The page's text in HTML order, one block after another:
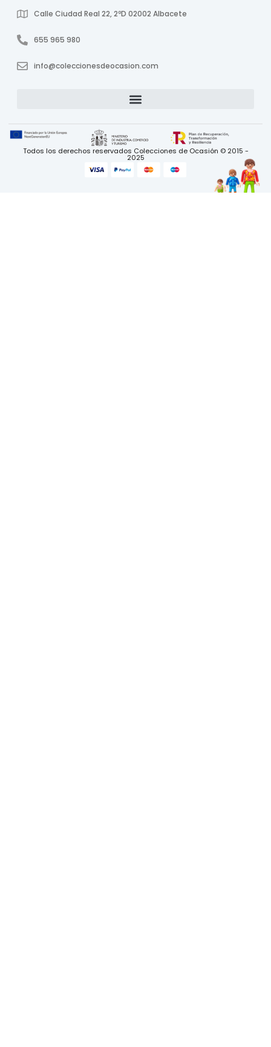
Calle Ciudad Real 22, 2ºD 02002 Albacete
655 965 980
info@coleccionesdeocasion.com
Todos los derechos reservados Colecciones de Ocasión © 2015 -
2025